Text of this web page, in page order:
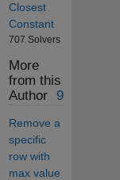
Closest
Constant
707 Solvers
More
from this
Author
9
Remove a
specific
row with
max value